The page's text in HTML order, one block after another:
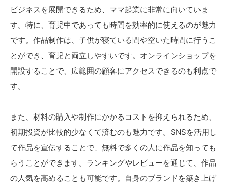
ビジネスを展開できるため、ママ起業に非常に向いていま
す。特に、育児中であっても時間を効率的に使えるのが魅力
です。作品制作は、子供が寝ている間や空いた時間に行うこ
とができ、育児と両立しやすいです。オンラインショップを
開設することで、広範囲の顧客にアクセスできるのも利点で
す。
また、材料の購入や制作にかかるコストを抑えられるため、
初期投資が比較的少なくて済むのも魅力です。SNSを活用し
て作品を宣伝することで、無料で多くの人に作品を知っても
らうことができます。ランキングやレビューを通じて、作品
の人気を高めることも可能です。自身のブランドを築き上げ